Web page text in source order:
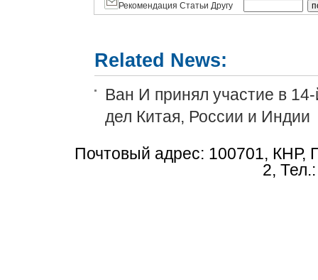
Рекомендация Статьи Другу
Related News:
Ван И принял участие в
дел Китая, России и Индии
Почтовый адрес: 100701, КНР,
2,